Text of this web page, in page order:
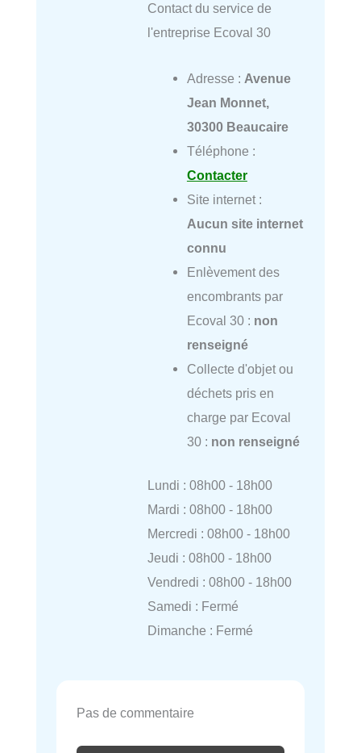
Contact du service de
l'entreprise Ecoval 30
Adresse : Avenue
Jean Monnet,
30300 Beaucaire
Téléphone :
Contacter
Site internet :
Aucun site internet
connu
Enlèvement des
encombrants par
Ecoval 30 : non
renseigné
Collecte d'objet ou
déchets pris en
charge par Ecoval
30 : non renseigné
Lundi : 08h00 - 18h00
Mardi : 08h00 - 18h00
Mercredi : 08h00 - 18h00
Jeudi : 08h00 - 18h00
Vendredi : 08h00 - 18h00
Samedi : Fermé
Dimanche : Fermé
Pas de commentaire